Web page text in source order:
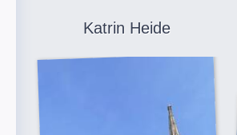
Katrin Heide